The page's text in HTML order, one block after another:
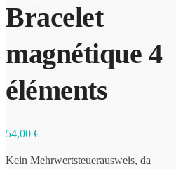
Bracelet
magnétique 4
éléments
54,00 €
Kein Mehrwertsteuerausweis, da